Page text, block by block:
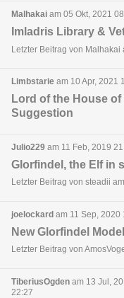
Malhakai am 05 Okt, 2021
Imladris Library &
Letzter Beitrag von Malhakai
Limbstarie am 10 Apr, 2021
Lord of the House
Suggestion
Julio229 am 11 Feb, 2019
Glorfindel, the Elf in
Letzter Beitrag von steadii
joelockard am 11 Sep, 2020
New Glorfindel
Letzter Beitrag von
TiberiusOgden am 13 Jul,
22:27